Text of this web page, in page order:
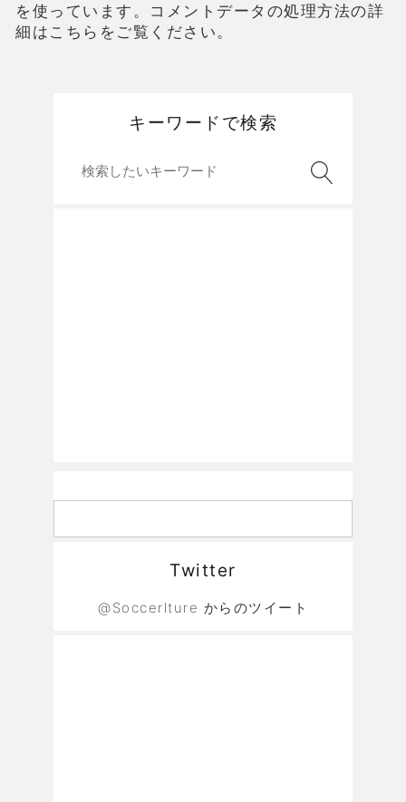
を使っています。 コメントデータの処理方法の詳
細はこちらをご覧ください。
キーワードで検索
Twitter
@Soccerlture からのツイート